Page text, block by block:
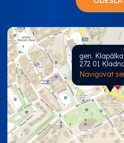
gen.
272 01
Navigovat